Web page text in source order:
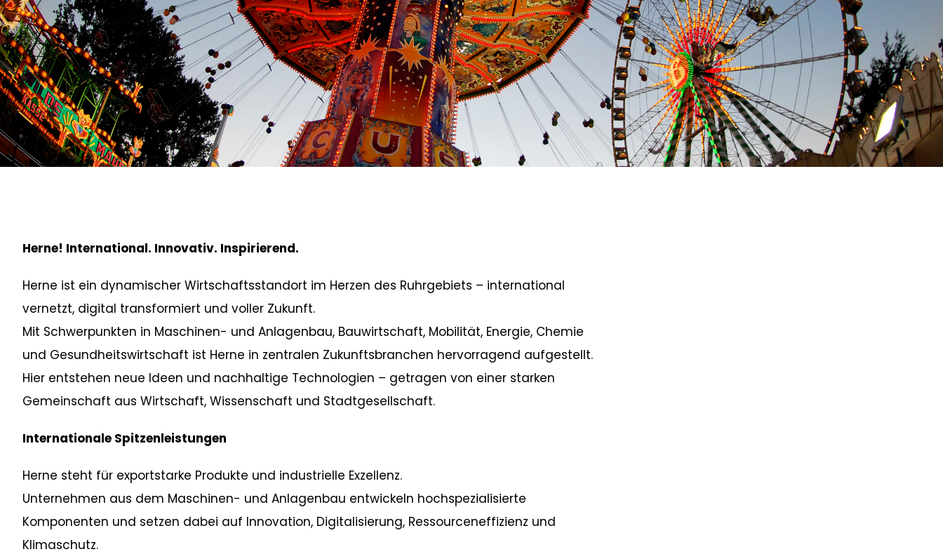
Herne! International. Innovativ. Inspirierend.
Herne ist ein dynamischer Wirtschaftsstandort im Herzen des Ruhrgebiets – international
vernetzt, digital transformiert und voller Zukunft.
Mit Schwerpunkten in Maschinen- und Anlagenbau, Bauwirtschaft, Mobilität, Energie, Chemie
und Gesundheitswirtschaft ist Herne in zentralen Zukunftsbranchen hervorragend aufgestellt.
Hier entstehen neue Ideen und nachhaltige Technologien – getragen von einer starken
Gemeinschaft aus Wirtschaft, Wissenschaft und Stadtgesellschaft.
Internationale Spitzenleistungen
Herne steht für exportstarke Produkte und industrielle Exzellenz.
Unternehmen aus dem Maschinen- und Anlagenbau entwickeln hochspezialisierte
Komponenten und setzen dabei auf Innovation, Digitalisierung, Ressourceneffizienz und
Klimaschutz.